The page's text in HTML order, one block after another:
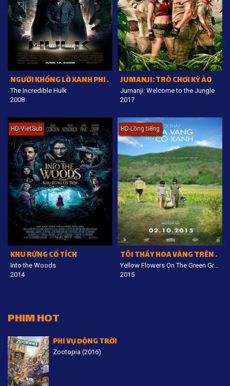
NGƯỜI KHỔNG LỒ XANH PHI THƯỜNG
The Incredible Hulk
2008
JUMANJI: TRÒ CHƠI KỲ ẢO
Jumanji: Welcome to the Jungle
2017
HD-VietSub
KHU RỪNG CỔ TÍCH
Into the Woods
2014
HD-Lồng tiếng
TÔI THẤY HOA VÀNG TRÊN CỎ XANH
Yellow Flowers On The Green Grass
2015
PHIM HOT
PHI VỤ ĐỘNG TRỜI
Zootopia (2016)